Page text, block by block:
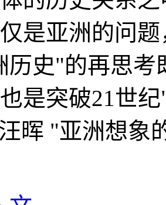
是亚洲的问
历史"的再思考
是突破21世
晖 "亚洲想象